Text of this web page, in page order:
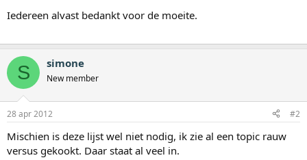
Iedereen alvast bedankt voor de moeite.
S simone
New member
28 apr 2012 #2
Mischien is deze lijst wel niet nodig, ik zie al een topic rauw
versus gekookt. Daar staat al veel in.